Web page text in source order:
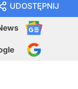
UDOSTĘPNIJ